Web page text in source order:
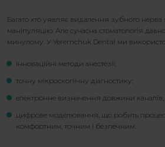
Багато хто уявляє видалення зубного нерва
маніпуляцію. Але сучасна стоматологія
минулому. У Yeremchuk Dental ми
інноваційні методи анестезії;
точну мікроскопічну діагностику;
електронне визначення довжини каналів;
цифрове моделювання, що робить
комфортним, точним і безпечним.